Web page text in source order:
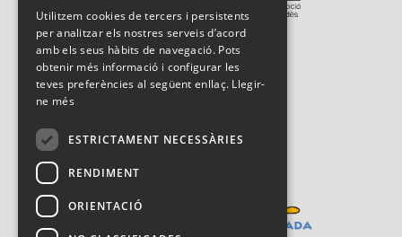
SPANISH
ENGLISH
Utilitzem cookies de tercers i persistents
per analitzar els nostres serveis d’acord
amb els seus hàbits de navegació. Pots
obtenir més informació i configurar les
teves preferències al següent enllaç. Llegir-
ne més
ESTRICTAMENT NECESSÀRIES
RENDIMENT
ORIENTACIÓ